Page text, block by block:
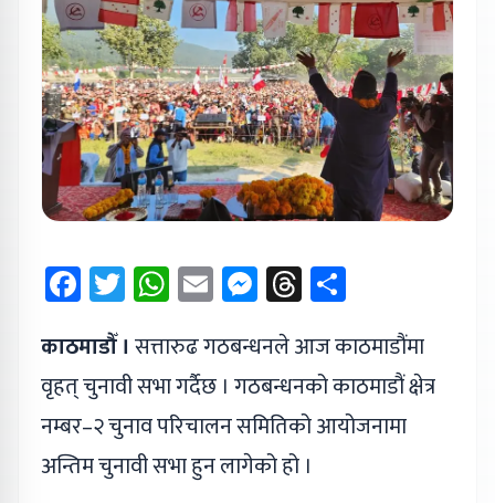
Facebook
Twitter
WhatsApp
EmailMessenger
Threads
काठमाडौँ । सत्तारुढ गठबन्धनले आज काठमाडौंमा
वृहत् चुनावी सभा गर्दैछ । गठबन्धनको काठमाडौं क्षेत्र
नम्बर–२ चुनाव परिचालन समितिको आयोजनामा
अन्तिम चुनावी सभा हुन लागेको हो ।